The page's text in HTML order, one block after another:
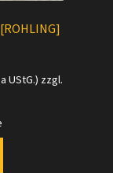
UStG.) zzgl.